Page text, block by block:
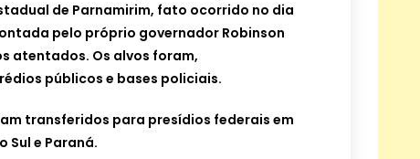
de Parnamirim, fato ocorrido no dia
pelo próprio governador Robinson
atentados. Os alvos foram,
públicos e bases policiais.
transferidos para presídios federais em
Sul e Paraná.